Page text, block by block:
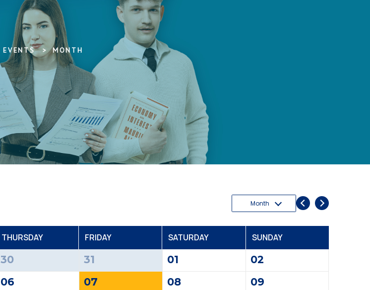
EVENTS MONTH
Month
THURSDAY FRIDAY SATURDAY SUNDAY
30 31 01
02
06 07 08 09